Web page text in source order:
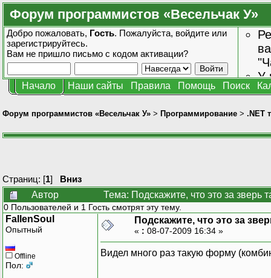
Форум программистов «Весельчак У»
Добро пожаловать, Гость. Пожалуйста, войдите или
зарегистрируйтесь.
Вам не пришло письмо с кодом активации?
У
Начало Наши сайты Правила Помощь Поиск
Форум программистов «Весельчак У» > Программирование > .NET
Страниц: [1] Вниз
Автор
Тема: Подскажите, что это за зверь
0 Пользователей и 1 Гость смотрят эту тему.
FallenSoul
Опытный
Offline
Пол:
Подскажите, что это за
« : 08-07-2009 16:34 »
Видел много раз такую форму